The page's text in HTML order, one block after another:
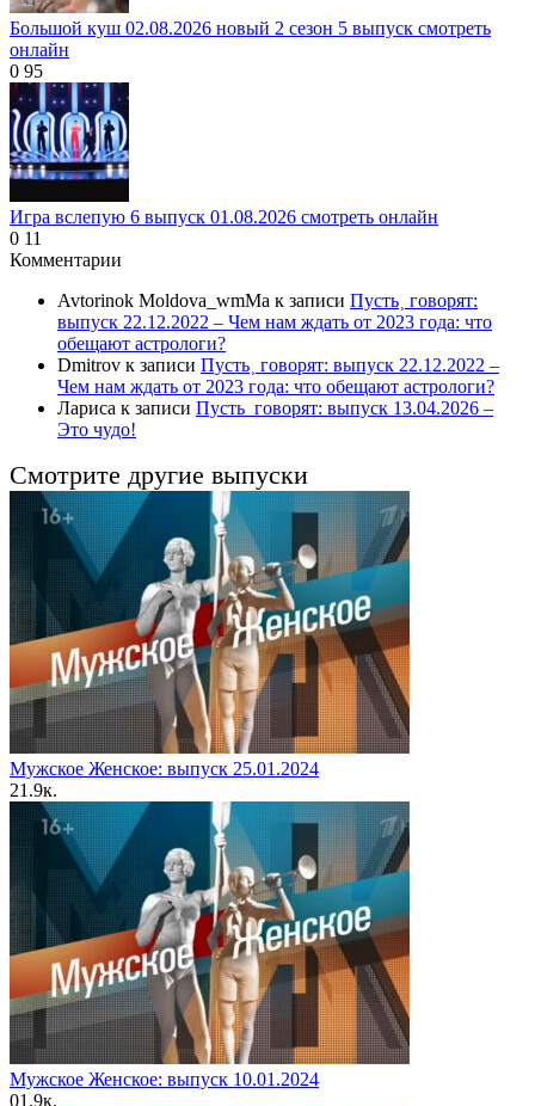
Большой куш 02.08.2026 новый 2 сезон 5 выпуск смотреть
онлайн
0 95
Игра вслепую 6 выпуск 01.08.2026 смотреть онлайн
0 11
Комментарии
Avtorinok Moldova_wmMa к записи Пусть˲ говорят:
выпуск 22.12.2022 – Чем нам ждать от 2023 года: что
обещают астрологи?
Dmitrov к записи Пусть˲ говорят: выпуск 22.12.2022 –
Чем нам ждать от 2023 года: что обещают астрологи?
Лариса к записи Пусть_говорят: выпуск 13.04.2026 –
Это чудо!
Смотрите другие выпуски
Мужское Женское: выпуск 25.01.2024
21.9к.
Мужское Женское: выпуск 10.01.2024
01.9к.